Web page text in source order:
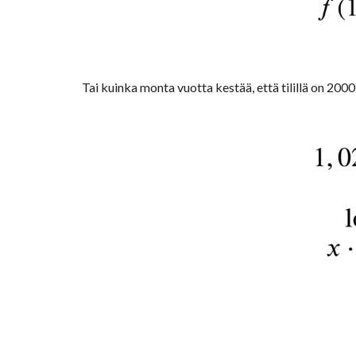
Tai kuinka monta vuotta kestää, että tilillä on